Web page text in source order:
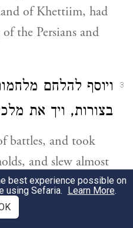
of Khettiim, had
the Persians and
3
ויוסף להלחם
בצורות, ויך את
battles, and took
and slew almost
וילך הלוך ונסוע עד
best experience possible on
using Sefaria. Learn More.